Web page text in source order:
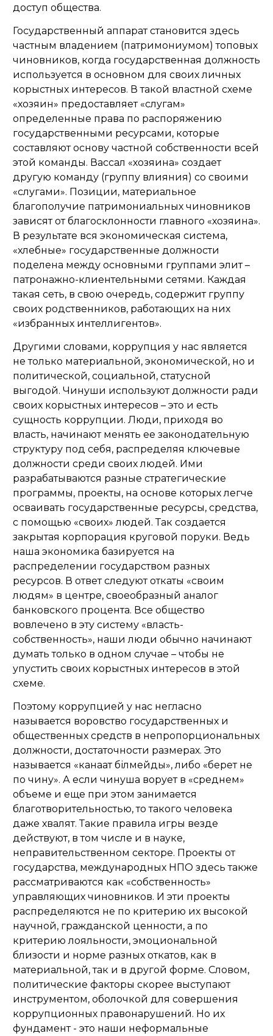
доступ общества.
Государственный аппарат становится здесь
частным владением (патримониумом) топовых
чиновников, когда государственная должность
используется в основном для своих личных
корыстных интересов. В такой властной схеме
«хозяин» предоставляет «слугам»
определенные права по распоряжению
государственными ресурсами, которые
составляют основу частной собственности всей
этой команды. Вассал «хозяина» создает
другую команду (группу влияния) со своими
«слугами». Позиции, материальное
благополучие патримониальных чиновников
зависят от благосклонности главного «хозяина».
В результате вся экономическая система,
«хлебные» государственные должности
поделена между основными группами элит –
патронажно-клиентельными сетями. Каждая
такая сеть, в свою очередь, содержит группу
своих родственников, работающих на них
«избранных интеллигентов».
Другими словами, коррупция у нас является
не только материальной, экономической, но и
политической, социальной, статусной
выгодой. Чинуши используют должности ради
своих корыстных интересов – это и есть
сущность коррупции. Люди, приходя во
власть, начинают менять ее законодательную
структуру под себя, распределяя ключевые
должности среди своих людей. Ими
разрабатываются разные стратегические
программы, проекты, на основе которых легче
осваивать государственные ресурсы, средства,
с помощью «своих» людей. Так создается
закрытая корпорация круговой поруки. Ведь
наша экономика базируется на
распределении государством разных
ресурсов. В ответ следуют откаты «своим
людям» в центре, своеобразный аналог
банковского процента. Все общество
вовлечено в эту систему «власть-
собственность», наши люди обычно начинают
думать только в одном случае – чтобы не
упустить своих корыстных интересов в этой
схеме.
Поэтому коррупцией у нас негласно
называется воровство государственных и
общественных средств в непропорциональных
должности, достаточности размерах. Это
называется «канағат білмейды», либо «берет не
по чину». А если чинуша ворует в «среднем»
объеме и еще при этом занимается
благотворительностью, то такого человека
даже хвалят. Такие правила игры везде
действуют, в том числе и в науке,
неправительственном секторе. Проекты от
государства, международных НПО здесь также
рассматриваются как «собственность»
управляющих чиновников. И эти проекты
распределяются не по критерию их высокой
научной, гражданской ценности, а по
критерию лояльности, эмоциональной
близости и норме разных откатов, как в
материальной, так и в другой форме. Словом,
политические факторы скорее выступают
инструментом, оболочкой для совершения
коррупционных правонарушений. Но их
фундамент - это наши неформальные